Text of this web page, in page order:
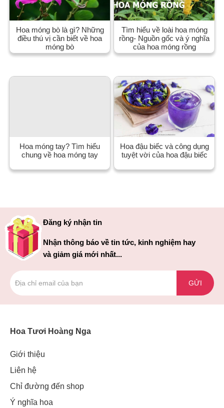
Hoa móng bò là gì? Những
điều thú vị cần biết về hoa
móng bò
Tìm hiểu về loài hoa móng
rồng- Nguồn gốc và ý nghĩa
của hoa móng rồng
Hoa móng tay? Tìm hiểu
chung về hoa móng tay
Hoa đậu biếc và công dụng
tuyệt vời của hoa đậu biếc
Đăng ký nhận tin
Nhận thông báo về tin tức, kinh nghiệm hay
và giảm giá mới nhất...
GỬI
Hoa Tươi Hoàng Nga
Giới thiệu
Liên hệ
Chỉ đường đến shop
Ý nghĩa hoa